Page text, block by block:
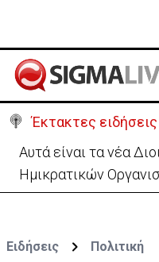
Έκτακτες ειδήσεις
Το παρασκήνιο της
αγχωμένοι και οι
Ειδήσεις Πολιτική